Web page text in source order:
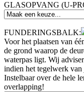
GLASOPVANG (U-
FUNDERINGSBALK:
Voor het plaatsen van
de grond waarop de
waterpas ligt. Wij
indien het tegelwerk
Instelbaar over de hele
overlapping!